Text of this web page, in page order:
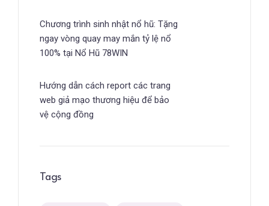
Chương trình sinh nhật nổ hũ: Tặng
ngay vòng quay may mắn tỷ lệ nổ
100% tại Nổ Hũ 78WIN
Hướng dẫn cách report các trang
web giả mạo thương hiệu để bảo
vệ cộng đồng
Tags